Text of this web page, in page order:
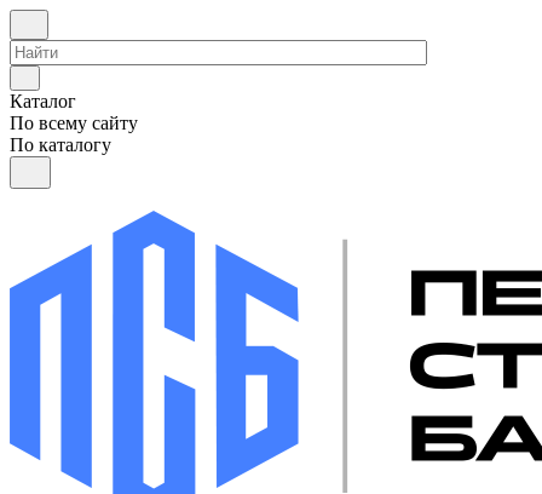
Каталог
По всему сайту
По каталогу